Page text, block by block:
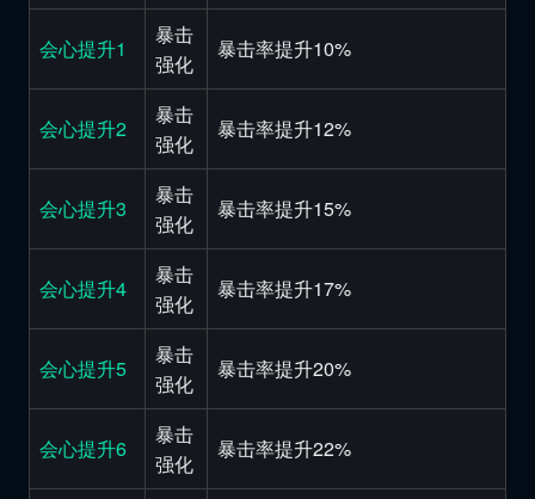
会心提升1
暴击
强化
暴击率提升10%
会心提升2
暴击
强化
暴击率提升12%
会心提升3
暴击
强化
暴击率提升15%
会心提升4
暴击
强化
暴击率提升17%
会心提升5
暴击
强化
暴击率提升20%
会心提升6
暴击
强化
暴击率提升22%